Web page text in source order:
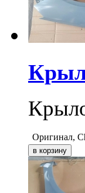
Оригинал,